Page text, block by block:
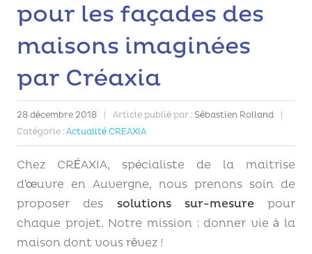
pour les façades des
maisons imaginées
par Créaxia
28 décembre 2018 Article publié par : Sébastien Rolland
Catégorie : Actualité CREAXIA
Chez CRÉAXIA, spécialiste de la maitrise
d’œuvre en Auvergne, nous prenons soin de
proposer des solutions sur-mesure pour
chaque projet. Notre mission : donner vie à la
maison dont vous rêvez !